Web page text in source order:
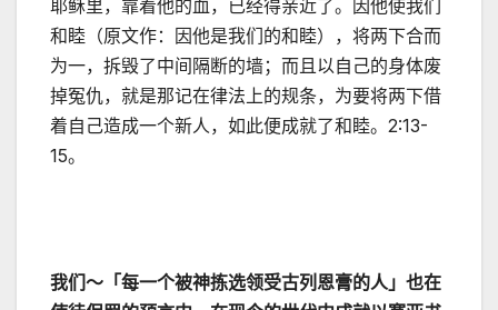
耶稣里，靠着他的血，已经得亲近了。因他使我们
和睦（原文作：因他是我们的和睦），将两下合而
为一，拆毁了中间隔断的墙；而且以自己的身体废
掉冤仇，就是那记在律法上的规条，为要将两下借
着自己造成一个新人，如此便成就了和睦。2:13-
15。
我们～「每一个被神拣选领受古列恩膏的人」也在